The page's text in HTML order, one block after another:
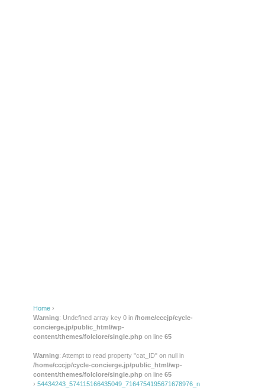
Home ›
Warning: Undefined array key 0 in /home/cccjp/cycle-
concierge.jp/public_html/wp-
content/themes/folclore/single.php on line 65
Warning: Attempt to read property "cat_ID" on null in
/home/cccjp/cycle-concierge.jp/public_html/wp-
content/themes/folclore/single.php on line 65
› 54434243_574115166435049_7164754195671678976_n